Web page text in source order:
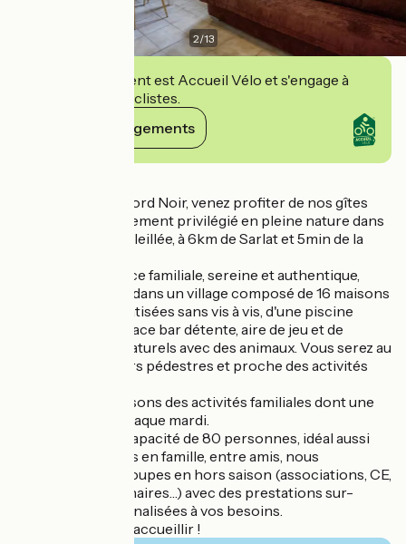
2/13
Cet établissement est Accueil Vélo et s'engage à
accueillir des cyclistes.
Voir ses engagements
Au cœur du Périgord Noir, venez profiter de nos gîtes
dans un environnement privilégié en pleine nature dans
une clairière ensoleillée, à 6km de Sarlat et 5min de la
Dans une ambiance familiale, sereine et authentique,
vous séjournerez dans un village composé de 16 maisons
individuelles climatisées sans vis à vis, d'une piscine
chauffée, d'un espace bar détente, aire de jeu et de
grands espaces naturels avec des animaux. Vous serez au
départ des sentiers pédestres et proche des activités
L'été, nous proposons des activités familiales dont une
soirée concert chaque mardi.
Nous avons une capacité de 80 personnes, idéal aussi
pour des vacances en famille, entre amis, nous
accueillons les groupes en hors saison (associations, CE,
cousinades, séminaires…) avec des prestations sur-
mesure et personnalisées à vos besoins.
Au plaisir de vous accueillir !